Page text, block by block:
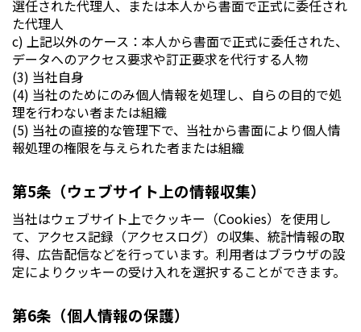
選任された代理人、または本人から書面で正式に委任され
た代理人
c) 上記以外のケース：本人から書面で正式に委任された、
データへのアクセス要求や訂正要求を代行する人物
(3) 当社自身
(4) 当社のためにのみ個人情報を処理し、自らの目的で処
理を行わない者または組織
(5) 当社の直接的な管理下で、当社から書面により個人情
報処理の権限を与えられた者または組織
第5条（ウェブサイト上の情報収集）
当社はウェブサイト上でクッキー（Cookies）を使用し
て、アクセス記録（アクセスログ）の収集、統計情報の取
得、広告配信などを行っています。利用者はブラウザの設
定によりクッキーの受け入れを選択することができます。
第6条（個人情報の保護）